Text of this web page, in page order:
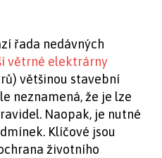
řada nedávných
větrné elektrárny
většinou stavební
neznamená, že je lze
Naopak, je nutné
Klíčové jsou
životního